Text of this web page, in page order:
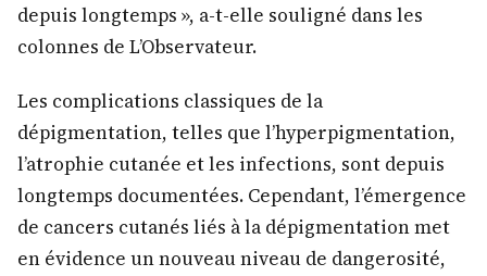
depuis longtemps », a-t-elle souligné dans les
colonnes de L’Observateur.
Les complications classiques de la
dépigmentation, telles que l’hyperpigmentation,
l’atrophie cutanée et les infections, sont depuis
longtemps documentées. Cependant, l’émergence
de cancers cutanés liés à la dépigmentation met
en évidence un nouveau niveau de dangerosité,